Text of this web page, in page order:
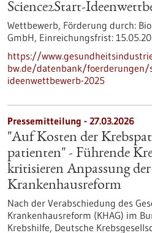
Science2Start-
Wettbewerb, Förderung durch:
GmbH, Einreichungsfrist:
https://
bw.de/datenbank/foerderungen/
ideenwettbewerb-2025
Pressemitteilung - 27.03.2026
"Auf Kosten der
patienten" - Führende
kritisieren Anpassung der
Krankenhausreform
Nach der Verabschiedung des
Krankenhausreform (KHAG) im
Krebshilfe, Deutsche